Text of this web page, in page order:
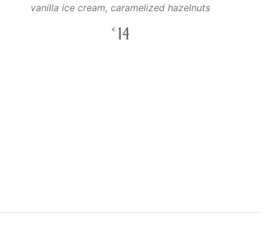
vanilla ice cream, caramelized hazelnuts
€ 14